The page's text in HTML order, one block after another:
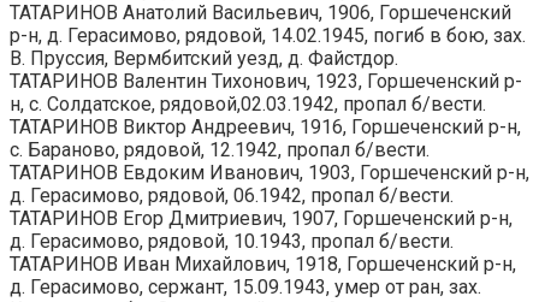
ТАТАРИНОВ Анатолий Васильевич, 1906, Горшеченский
р-н, д. Герасимово, рядовой, 14.02.1945, погиб в бою, зах.
В. Пруссия, Вермбитский уезд, д. Файстдор.
ТАТАРИНОВ Валентин Тихонович, 1923, Горшеченский р-
н, с. Солдатское, рядовой,02.03.1942, пропал б/вести.
ТАТАРИНОВ Виктор Андреевич, 1916, Горшеченский р-н,
с. Бараново, рядовой, 12.1942, пропал б/вести.
ТАТАРИНОВ Евдоким Иванович, 1903, Горшеченский р-н,
д. Герасимово, рядовой, 06.1942, пропал б/вести.
ТАТАРИНОВ Егор Дмитриевич, 1907, Горшеченский р-н,
д. Герасимово, рядовой, 10.1943, пропал б/вести.
ТАТАРИНОВ Иван Михайлович, 1918, Горшеченский р-н,
д. Герасимово, сержант, 15.09.1943, умер от ран, зах.